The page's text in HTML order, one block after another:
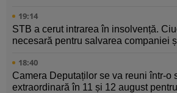
19:14
STB a cerut intrarea în insolvență.
necesară pentru salvarea companiei
18:40
Camera Deputaților se va reuni într-o
extraordinară în 11 și 12 august